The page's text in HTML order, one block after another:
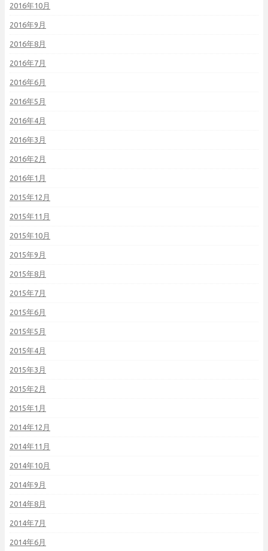
2016年10月
2016年9月
2016年8月
2016年7月
2016年6月
2016年5月
2016年4月
2016年3月
2016年2月
2016年1月
2015年12月
2015年11月
2015年10月
2015年9月
2015年8月
2015年7月
2015年6月
2015年5月
2015年4月
2015年3月
2015年2月
2015年1月
2014年12月
2014年11月
2014年10月
2014年9月
2014年8月
2014年7月
2014年6月